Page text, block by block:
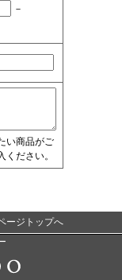
－
い商品がご
ください。
ージトップへ